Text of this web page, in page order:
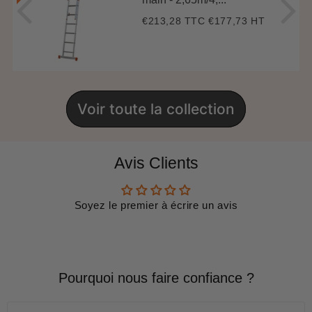
Prix
€213,28 TTC€213,28
€177,73 HT
Voir toute la collection
Avis Clients
Soyez le premier à écrire un avis
Pourquoi nous faire confiance ?